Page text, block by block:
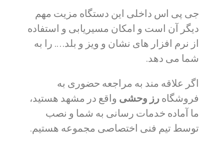
جی پی اس داخلی این دستگاه مزیت مهم
دیگر آن است و امکان مسیریابی و استفاده
از نرم افزار های نشان و ویز و بلد…. را به
شما می دهد.
اگر علاقه مند به مراجعه حضوری به
فروشگاه رز وحشی واقع در مشهد هستید،
ما آماده خدمات رسانی به شما و نصب
توسط تیم فنی اختصاصی مجموعه هستیم.